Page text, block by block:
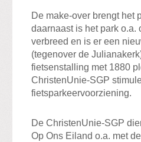
De make-over brengt het
daarnaast is het park
verbreed en is er een
(tegenover de
fietsenstalling met 1880
ChristenUnie-SGP
fietsparkeervoorziening.
De ChristenUnie-SGP
Op Ons Eiland o.a. met